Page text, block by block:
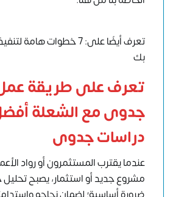
تعرف أيضًا على: 7 خطوات
بك
تعرف على طريقة
جدوى مع الشعلة
دراسات جدوى
عندما يقتربالمستثمرون أو رواد
مشروع جديد أو استثمار، يصبح